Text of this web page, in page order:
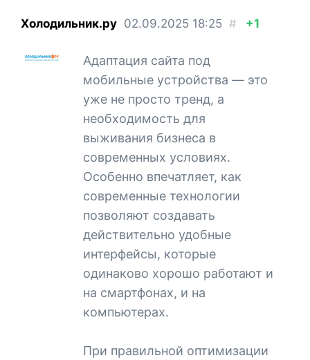
Холодильник.ру 02.09.2025 18:25 # +1
Адаптация сайта под
мобильные устройства — это
уже не просто тренд, а
необходимость для
выживания бизнеса в
современных условиях.
Особенно впечатляет, как
современные технологии
позволяют создавать
действительно удобные
интерфейсы, которые
одинаково хорошо работают и
на смартфонах, и на
компьютерах.
При правильной оптимизации